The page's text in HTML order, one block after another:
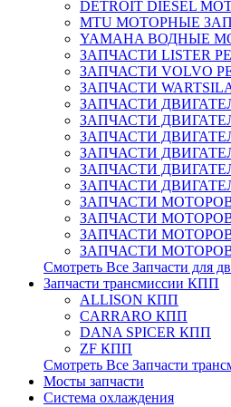
DETROIT DIESEL
MTU МОТОРНЫЕ
YAMAHA ВОДНЫЕ
ЗАПЧАСТИ LISTER
ЗАПЧАСТИ VOLVO
ЗАПЧАСТИ
ЗАПЧАСТИ
ЗАПЧАСТИ
ЗАПЧАСТИ
ЗАПЧАСТИ
ЗАПЧАСТИ
ЗАПЧАСТИ
ЗАПЧАСТИ МОТОРОВ
ЗАПЧАСТИ МОТОРОВ
ЗАПЧАСТИ МОТОРОВ
ЗАПЧАСТИ МОТОРОВ
Смотреть Все Запчасти для
Запчасти трансмиссии КПП
ALLISON КПП
CARRARO КПП
DANA SPICER КПП
ZF КПП
Смотреть Все Запчасти
Мосты запчасти
Система охлаждения